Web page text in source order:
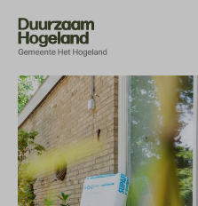
Navigatie
overslaan